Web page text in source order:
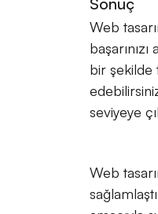
Web
bir şekilde
seviyeye
Web